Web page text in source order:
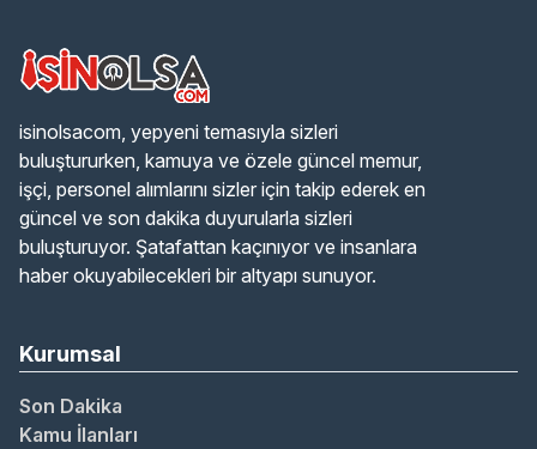
isinolsacom, yepyeni temasıyla sizleri
buluştururken, kamuya ve özele güncel memur,
işçi, personel alımlarını sizler için takip ederek en
güncel ve son dakika duyurularla sizleri
buluşturuyor. Şatafattan kaçınıyor ve insanlara
haber okuyabilecekleri bir altyapı sunuyor.
Kurumsal
Son Dakika
Kamu İlanları